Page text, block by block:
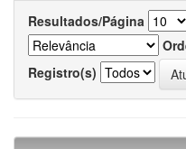
Resultados/Página
Registro(s)